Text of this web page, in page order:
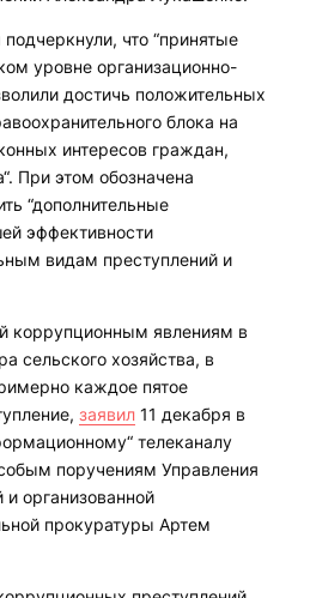
что “принятые
уровне организационно-
достичь положительных
блока на
интересов граждан,
При этом обозначена
“дополнительные
эффективности
видам преступлений и
коррупционным явлениям в
сельского хозяйства, в
каждое пятое
заявил 11 декабря в
телеканалу
поручениям Управления
организованной
прокуратуры Артем